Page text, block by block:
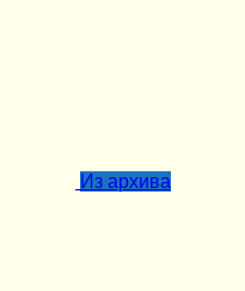
Из архива